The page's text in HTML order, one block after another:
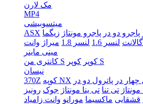
مک لارن
MP4
میتسوبیشی
ASX
پاجرو دو در پاجرو مونتاژ زیگما
گالانت لنسر 1.6 لنسر 1.8 میراژ وانت
مینی ماینر
کانتری من S
کوپر کوپر S
نیسان
370Z
کوپه NX چهار در پاترول دو در
تی تنا تی ینا مونتاژ جوک رونیز
قشقایی ماکسیما مورانو وانت زامیاد